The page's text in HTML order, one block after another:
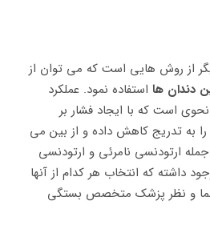
از روش هایی است که می توان از
دندان ها استفاده نمود. عملکرد
است که با ایجاد فشار بر
را به تدریج کاهش داده و از بین می
ارتودنسی نامرئی و ارتودنسی
داشته که انتخاب هر کدام از آنها
و نظر پزشک متخصص بستگی